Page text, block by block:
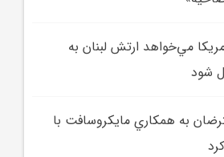
مي‌خواهد ارتش لبنان به
شود
به همکاري مايکروسافت با